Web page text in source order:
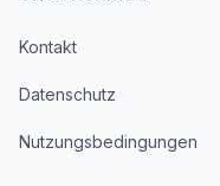
Kontakt
Datenschutz
Nutzungsbedingungen